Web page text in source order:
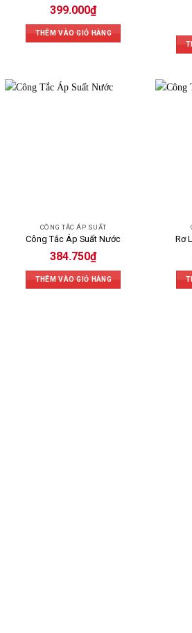
399.000₫
THÊM VÀO GIỎ HÀNG
CÔNG TẮC ÁP SUẤT
Công Tắc Áp Suất Nước
384.750₫
THÊM VÀO GIỎ HÀNG
Rơ